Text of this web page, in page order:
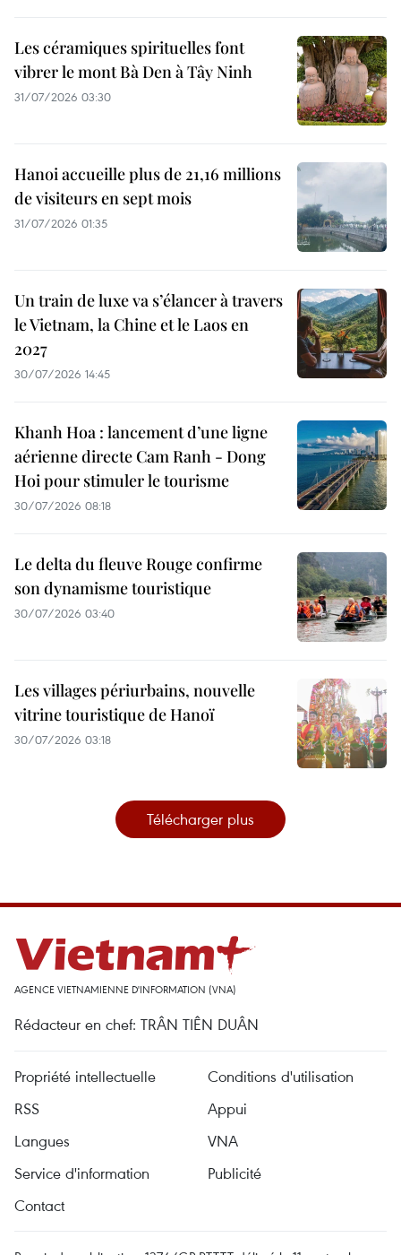
Les céramiques spirituelles font
vibrer le mont Bà Den à Tây Ninh
31/07/2026 03:30
Hanoi accueille plus de 21,16 millions
de visiteurs en sept mois ​
31/07/2026 01:35
Un train de luxe va s’élancer à travers
le Vietnam, la Chine et le Laos en
2027
30/07/2026 14:45
Khanh Hoa : lancement d’une ligne
aérienne directe Cam Ranh - Dong
Hoi pour stimuler le tourisme
30/07/2026 08:18
Le delta du fleuve Rouge confirme
son dynamisme touristique
30/07/2026 03:40
Les villages périurbains, nouvelle
vitrine touristique de Hanoï
30/07/2026 03:18
Télécharger plus
AGENCE VIETNAMIENNE D'INFORMATION (VNA)
Rédacteur en chef: TRÂN TIÊN DUÂN
Propriété intellectuelle
Conditions d'utilisation
RSS
Appui
Langues
VNA
Service d'information
Publicité
Contact